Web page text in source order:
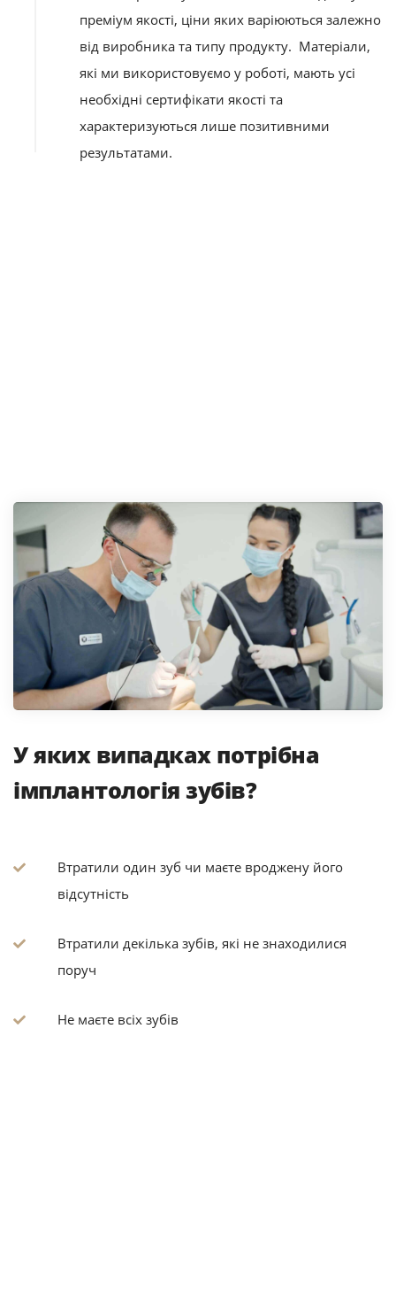
преміум якості, ціни яких варіюються залежно
від виробника та типу продукту. Матеріали,
які ми використовуємо у роботі, мають усі
необхідні сертифікати якості та
характеризуються лише позитивними
результатами.
У яких випадках потрібна
імплантологія зубів?
Втратили один зуб чи маєте вроджену його
відсутність
Втратили декілька зубів, які не знаходилися
поруч
Не маєте всіх зубів